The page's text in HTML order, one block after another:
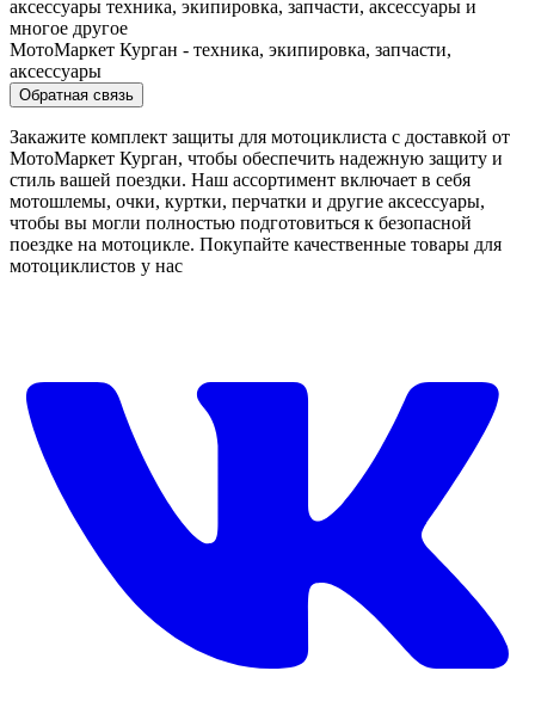
МотоМаркет Курган - техника, экипировка, запчасти,
аксессуары
Обратная связь
Закажите комплект защиты для мотоциклиста с доставкой от
МотоМаркет Курган, чтобы обеспечить надежную защиту и
стиль вашей поездки. Наш ассортимент включает в себя
мотошлемы, очки, куртки, перчатки и другие аксессуары,
чтобы вы могли полностью подготовиться к безопасной
поездке на мотоцикле. Покупайте качественные товары для
мотоциклистов у нас